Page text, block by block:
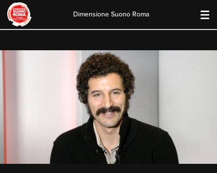
content
Dimensione Suono Roma